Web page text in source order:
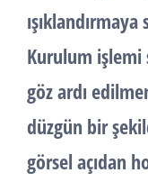
Kurulum işlemi
göz ardı
düzgün bir
görsel açıdan